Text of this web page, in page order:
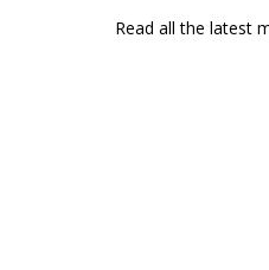
Read all the latest